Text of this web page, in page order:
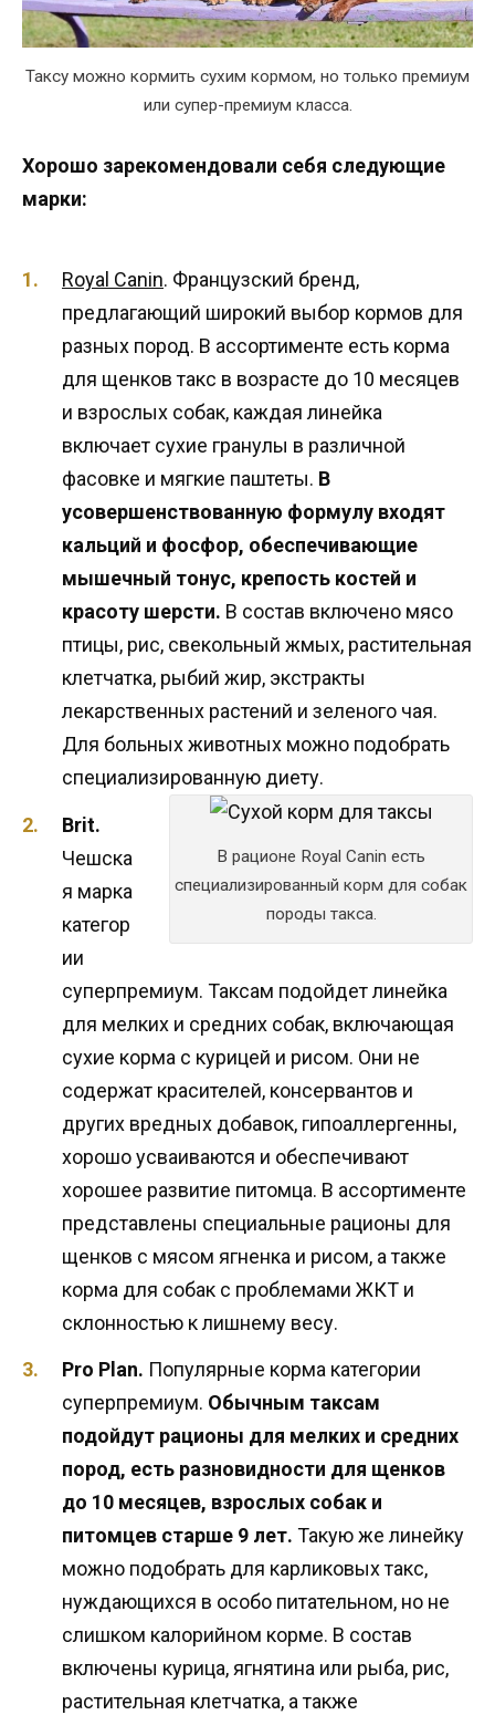
Таксу можно кормить сухим кормом, но только премиум
или супер-премиум класса.
Хорошо зарекомендовали себя следующие
марки:
Royal Canin. Французский бренд,
предлагающий широкий выбор кормов для
разных пород. В ассортименте есть корма
для щенков такс в возрасте до 10 месяцев
и взрослых собак, каждая линейка
включает сухие гранулы в различной
фасовке и мягкие паштеты. В
усовершенствованную формулу входят
кальций и фосфор, обеспечивающие
мышечный тонус, крепость костей и
красоту шерсти. В состав включено мясо
птицы, рис, свекольный жмых, растительная
клетчатка, рыбий жир, экстракты
лекарственных растений и зеленого чая.
Для больных животных можно подобрать
специализированную диету.
В рационе Royal Canin есть
специализированный корм для собак
породы такса.
Brit.
Чешска
я марка
категор
ии
суперпремиум. Таксам подойдет линейка
для мелких и средних собак, включающая
сухие корма с курицей и рисом. Они не
содержат красителей, консервантов и
других вредных добавок, гипоаллергенны,
хорошо усваиваются и обеспечивают
хорошее развитие питомца. В ассортименте
представлены специальные рационы для
щенков с мясом ягненка и рисом, а также
корма для собак с проблемами ЖКТ и
склонностью к лишнему весу.
Pro Plan. Популярные корма категории
суперпремиум. Обычным таксам
подойдут рационы для мелких и средних
пород, есть разновидности для щенков
до 10 месяцев, взрослых собак и
питомцев старше 9 лет. Такую же линейку
можно подобрать для карликовых такс,
нуждающихся в особо питательном, но не
слишком калорийном корме. В состав
включены курица, ягнятина или рыба, рис,
растительная клетчатка, а также